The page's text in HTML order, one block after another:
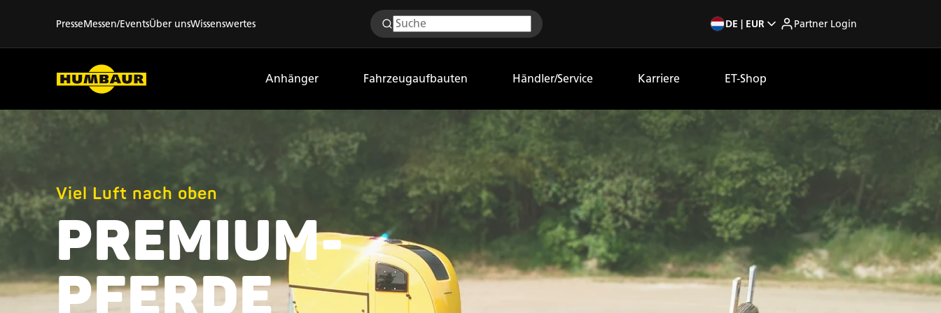
PresseMessen/EventsÜber unsWissenswertes DE | EUR Partner Login
Anhänger Fahrzeugaufbauten Händler/Service Karriere ET-Shop
Viel Luft nach oben
PREMIUM-
PFERDE